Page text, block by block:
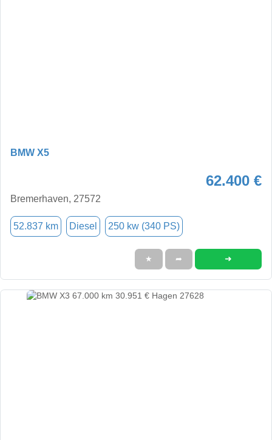
BMW X5
62.400 €
Bremerhaven, 27572
52.837 km Diesel 250 kw (340 PS)
★ ➦ ➜